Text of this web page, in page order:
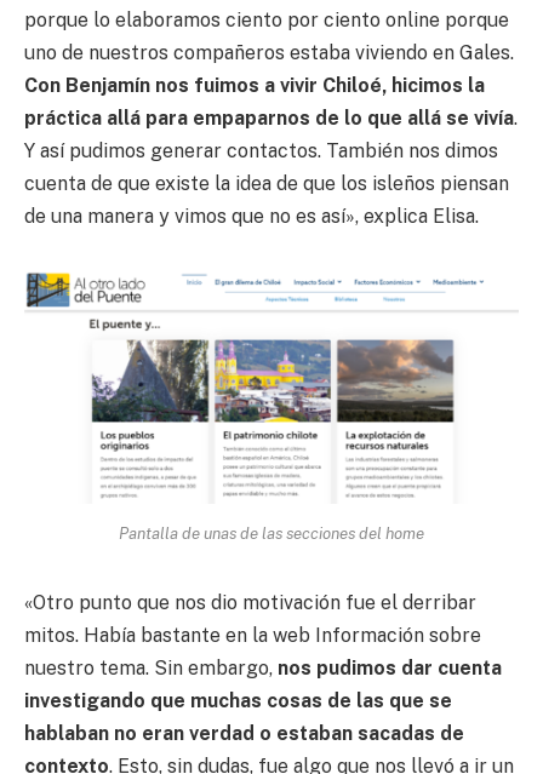
porque lo elaboramos ciento por ciento online porque
uno de nuestros compañeros estaba viviendo en Gales.
Con Benjamín nos fuimos a vivir Chiloé, hicimos la
práctica allá para empaparnos de lo que allá se vivía.
Y así pudimos generar contactos. También nos dimos
cuenta de que existe la idea de que los isleños piensan
de una manera y vimos que no es así», explica Elisa.
Pantalla de unas de las secciones del home
«Otro punto que nos dio motivación fue el derribar
mitos. Había bastante en la web Información sobre
nuestro tema. Sin embargo, nos pudimos dar cuenta
investigando que muchas cosas de las que se
hablaban no eran verdad o estaban sacadas de
contexto. Esto, sin dudas, fue algo que nos llevó a ir un